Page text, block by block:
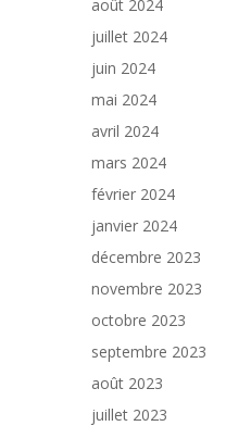
août 2024
juillet 2024
juin 2024
mai 2024
avril 2024
mars 2024
février 2024
janvier 2024
décembre 2023
novembre 2023
octobre 2023
septembre 2023
août 2023
juillet 2023